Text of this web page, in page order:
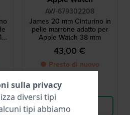
AW-679302208
James 20 mm Cinturino in
pelle marrone adatto per
Apple Watch 38 mm
43,00 €
● Presto di nuovo
disponibile
Confronta
Vedi i prodotti
sulla privacy
diversi tipi
tipi abbiamo